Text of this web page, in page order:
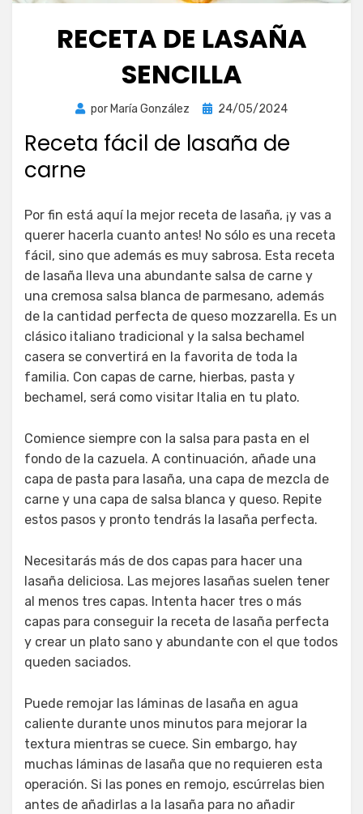
RECETA DE LASAÑA
SENCILLA
por María González
Publicada
24/05/2024
Receta fácil de lasaña de
carne
Por fin está aquí la mejor receta de lasaña, ¡y vas a
querer hacerla cuanto antes! No sólo es una receta
fácil, sino que además es muy sabrosa. Esta receta
de lasaña lleva una abundante salsa de carne y
una cremosa salsa blanca de parmesano, además
de la cantidad perfecta de queso mozzarella. Es un
clásico italiano tradicional y la salsa bechamel
casera se convertirá en la favorita de toda la
familia. Con capas de carne, hierbas, pasta y
bechamel, será como visitar Italia en tu plato.
Comience siempre con la salsa para pasta en el
fondo de la cazuela. A continuación, añade una
capa de pasta para lasaña, una capa de mezcla de
carne y una capa de salsa blanca y queso. Repite
estos pasos y pronto tendrás la lasaña perfecta.
Necesitarás más de dos capas para hacer una
lasaña deliciosa. Las mejores lasañas suelen tener
al menos tres capas. Intenta hacer tres o más
capas para conseguir la receta de lasaña perfecta
y crear un plato sano y abundante con el que todos
queden saciados.
Puede remojar las láminas de lasaña en agua
caliente durante unos minutos para mejorar la
textura mientras se cuece. Sin embargo, hay
muchas láminas de lasaña que no requieren esta
operación. Si las pones en remojo, escúrrelas bien
antes de añadirlas a la lasaña para no añadir